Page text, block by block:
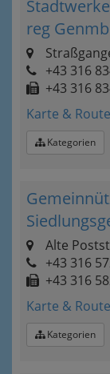
reg
+43 316
+43 316
Karte &
Kategorien
Alte
+43 316
+43 316
Karte &
Kategorien